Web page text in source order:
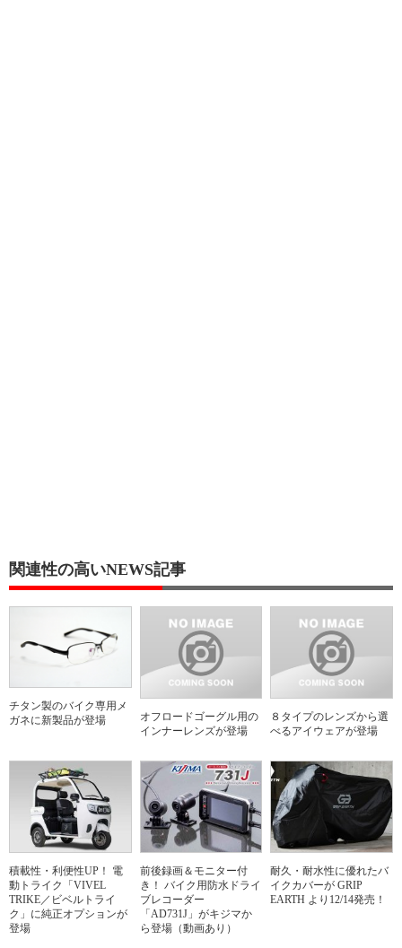
関連性の高いNEWS記事
チタン製のバイク専用メ
ガネに新製品が登場
オフロードゴーグル用の
インナーレンズが登場
８タイプのレンズから選
べるアイウェアが登場
積載性・利便性UP！ 電
動トライク「VIVEL
TRIKE／ビベルトライ
ク」に純正オプションが
登場
前後録画＆モニター付
き！ バイク用防水ドライ
ブレコーダー
「AD731J」がキジマか
ら登場（動画あり）
耐久・耐水性に優れたバ
イクカバーが GRIP
EARTH より12/14発売！